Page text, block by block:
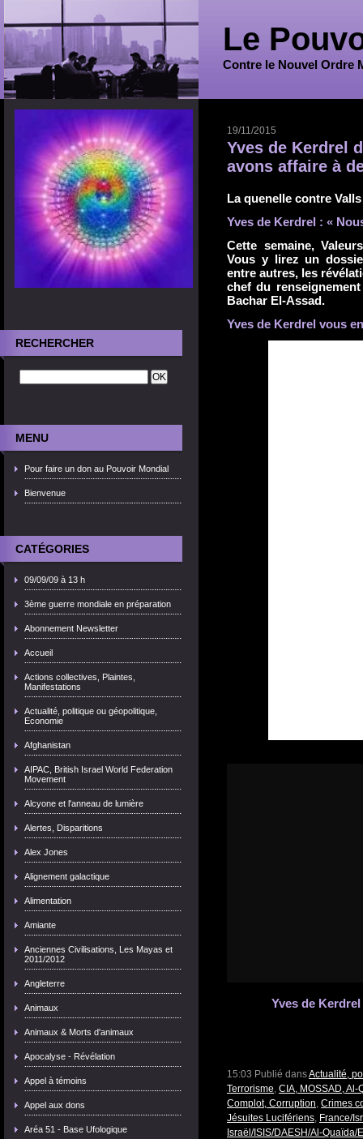
Le
Contre le Nouvel Ordre
RECHERCHER
MENU
Pour faire un don au Pouvoir Mondial
Bienvenue
CATÉGORIES
09/09/09 à 13 h
3ème guerre mondiale en préparation
Abonnement Newsletter
Accueil
Actions collectives, Plaintes,
Manifestations
Actualité, politique ou géopolitique,
Economie
Afghanistan
AIPAC, British Israel World Federation
Movement
Alcyone et l'anneau de lumière
Alertes, Disparitions
Alex Jones
Alignement galactique
Alimentation
Amiante
Anciennes Civilisations, Les Mayas et
2011/2012
Angleterre
Animaux
Animaux & Morts d'animaux
Apocalyse - Révélation
Appel à témoins
Appel aux dons
Aréa 51 - Base Ufologique
19/11/2015
Yves de Kerdrel
avons affaire à
La quenelle contre
Yves de Kerdrel : «
Cette semaine,
Vous y lirez un
entre autres, les
chef du
Bachar El-Assad.
Yves de Kerdrel vous
Yves de
15:03 Publié dansActualité,
Terrorisme, CIA, MOSSAD, Al-
Complot, Corruption, Crimes
Jésuites Lucifériens, France/
Israël/ISIS/DAESH/Al-Quaïda/